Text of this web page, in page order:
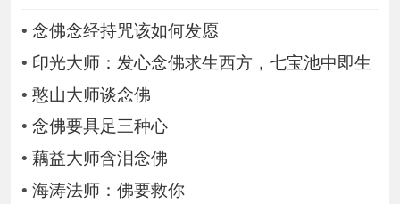
• 念佛念经持咒该如何发愿
• 印光大师：发心念佛求生西方，七宝池中即生
• 憨山大师谈念佛
• 念佛要具足三种心
• 藕益大师含泪念佛
• 海涛法师：佛要救你